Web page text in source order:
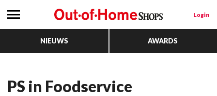
Login
NIEUWS AWARDS
PS in Foodservice